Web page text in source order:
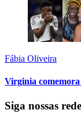
Fábia Oliveira
Virginia
Siga nossas